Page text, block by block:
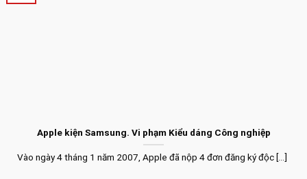
Apple kiện Samsung. Vi phạm Kiểu dáng Công nghiệp
Vào ngày 4 tháng 1 năm 2007, Apple đã nộp 4 đơn đăng ký độc [...]